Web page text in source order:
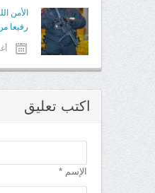
الأمن
رفيعا
اكتب تعليق
الإسم *